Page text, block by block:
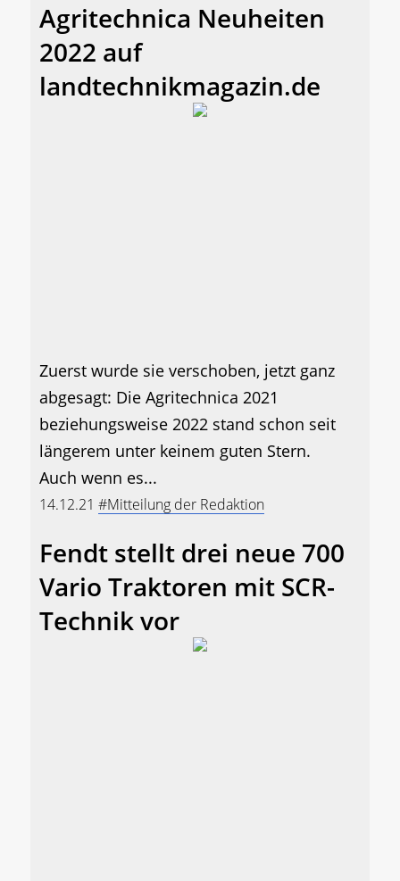
Agritechnica Neuheiten
2022 auf
landtechnikmagazin.de
Zuerst wurde sie verschoben, jetzt ganz
abgesagt: Die Agritechnica 2021
beziehungsweise 2022 stand schon seit
längerem unter keinem guten Stern.
Auch wenn es...
14.12.21 #Mitteilung der Redaktion
Fendt stellt drei neue 700
Vario Traktoren mit SCR-
Technik vor